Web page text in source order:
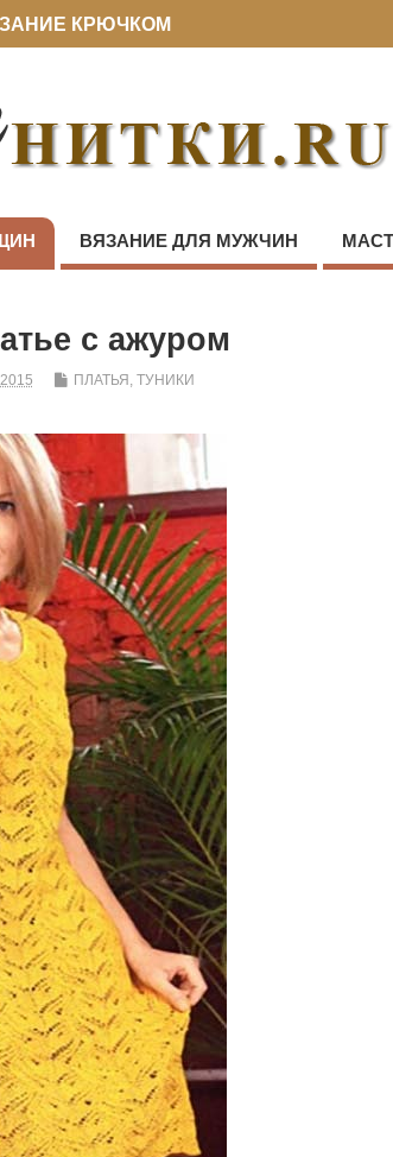
КРЮЧКОМ
ВЯЗАНИЕ ДЛЯ МУЖЧИН
с ажуром
ПЛАТЬЯ, ТУНИКИ